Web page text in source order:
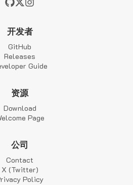
开发者
GitHub
Releases
Guide
资源
Download
Page
公司
Contact
X (Twitter)
Policy